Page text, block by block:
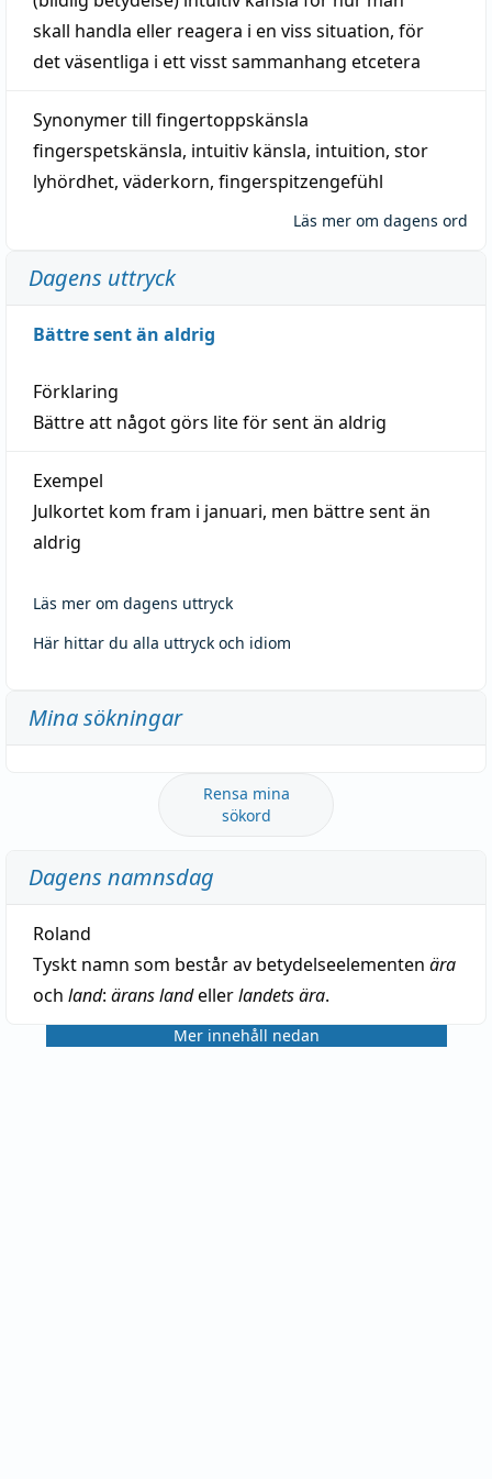
skall handla eller reagera i en viss situation, för
det väsentliga i ett visstsammanhang etcetera
Synonymer till fingertoppskänsla
fingerspetskänsla, intuitiv känsla, intuition, stor
lyhördhet, väderkorn, fingerspitzengefühl
Läs mer om dagens ord
Dagens uttryck
Bättre sent än aldrig
Förklaring
Bättre att något görs lite för sent än aldrig
Exempel
Julkortet kom fram i januari, men bättre sent än
aldrig
Läs mer om dagens uttryck
Här hittar du alla uttryck och idiom
Mina sökningar
Rensa mina
sökord
Dagens namnsdag
Roland
Tyskt namn som består av betydelseelementen ära
och land: ärans landellerlandets ära.
Mer innehåll nedan